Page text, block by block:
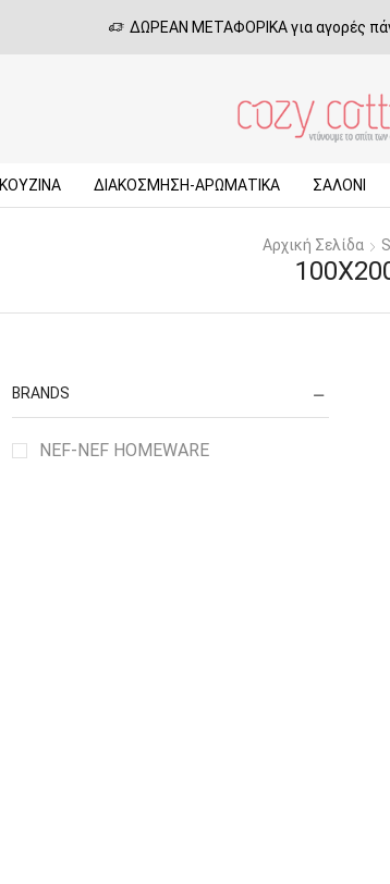
ΔΩΡΕΑΝ ΜΕΤΑΦΟΡΙΚΑ για αγορές
ΚΟΥΖΊΝΑ ΔΙΑΚΟΣΜΗΣΗ-ΑΡΩΜΑΤΙΚΑ ΣΑΛΌΝΙ
Αρχική Σελίδα
BRANDS
NEF-NEF HOMEWARE